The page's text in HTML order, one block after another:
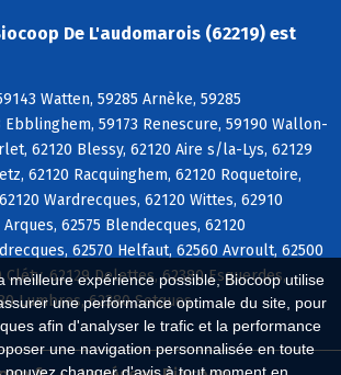
meilleure expérience possible, Biocoop utilise
une performance optimale du site, pour
afin d'analyser le trafic et la performance
une navigation personnalisée en toute
De L'audomarois (62219) est
Watten, 59285 Arnèke, 59285
Ebblinghem, 59173 Renescure, 59190 Wallon-
62120 Blessy, 62120 Aire s/la-Lys, 62129
62120 Racquinghem, 62120 Roquetoire,
Wardrecques, 62120 Wittes, 62910
62575 Blendecques, 62120
62570 Helfaut, 62560 Avroult, 62500
Cléty, 62129 Delettes, 62380 Esquerdes,
Lumbres, 62380 Setques